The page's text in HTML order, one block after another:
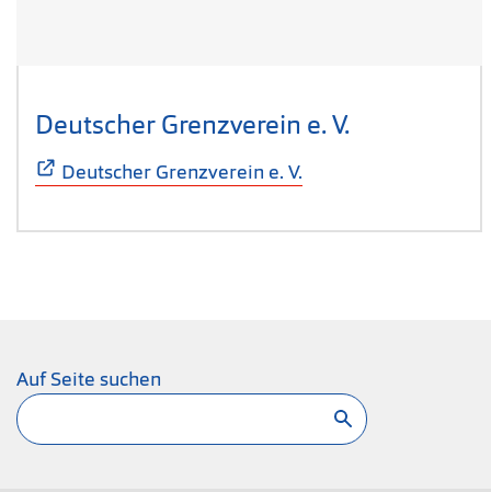
Deutscher Grenzverein e. V.
Deutscher Grenzverein e. V.
Auf Seite suchen
Suchen